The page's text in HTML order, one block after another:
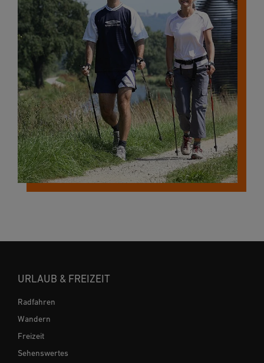
URLAUB & FREIZEIT
Radfahren
Wandern
Freizeit
Sehenswertes